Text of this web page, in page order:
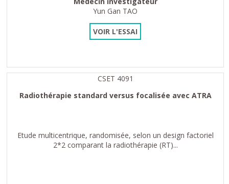
Yun Gan TAO
VOIR L'ESSAI
CSET 4091
Radiothérapie standard versus focalisée avec ATRA
Etude multicentrique, randomisée, selon un design factoriel
2*2 comparant la radiothérapie (RT)...